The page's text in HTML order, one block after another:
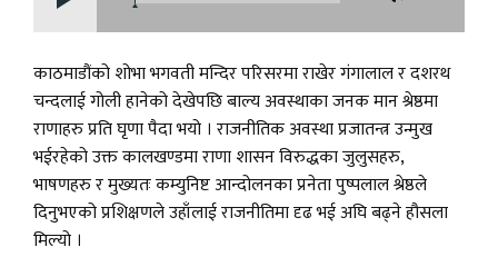
काठमाडौंको शोभा भगवती मन्दिर परिसरमा राखेर गंगालाल र दशरथ
चन्दलाई गोली हानेको देखेपछि बाल्य अवस्थाका जनक मान श्रेष्ठमा
राणाहरु प्रति घृणा पैदा भयो । राजनीतिक अवस्था प्रजातन्त्र उन्मुख
भईरहेको उक्त कालखण्डमा राणा शासन विरुद्धका जुलुसहरु,
भाषणहरु र मुख्यतः कम्युनिष्ट आन्दोलनका प्रनेता पुष्पलाल श्रेष्ठले
दिनुभएको प्रशिक्षणले उहाँलाई राजनीतिमा दृढ भई अघि बढ्ने हौसला
मिल्यो ।